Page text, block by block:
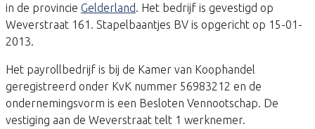
in de provincie Gelderland. Het bedrijf is gevestigd op
Weverstraat 161. Stapelbaantjes BV is opgericht op 15-01-
2013.
Het payrollbedrijf is bij de Kamer van Koophandel
geregistreerd onder KvK nummer 56983212 en de
ondernemingsvorm is een Besloten Vennootschap. De
vestiging aan de Weverstraat telt 1 werknemer.